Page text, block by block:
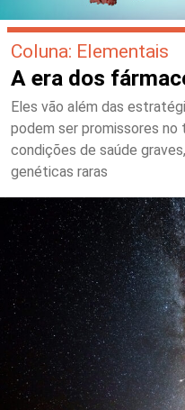
Coluna: Elementais
A era dos
Eles vão além das
podem ser promissores
condições de saúde
genéticas raras